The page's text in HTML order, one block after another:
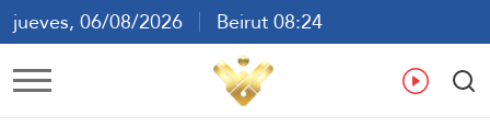
jueves, 06/08/2026
Beirut 08:24
ع En